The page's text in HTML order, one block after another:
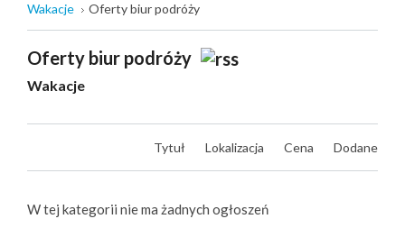
Wakacje
Oferty biur podróży
Oferty biur podróży
Wakacje
Tytuł Lokalizacja Cena Dodane
W tej kategorii nie ma żadnych ogłoszeń